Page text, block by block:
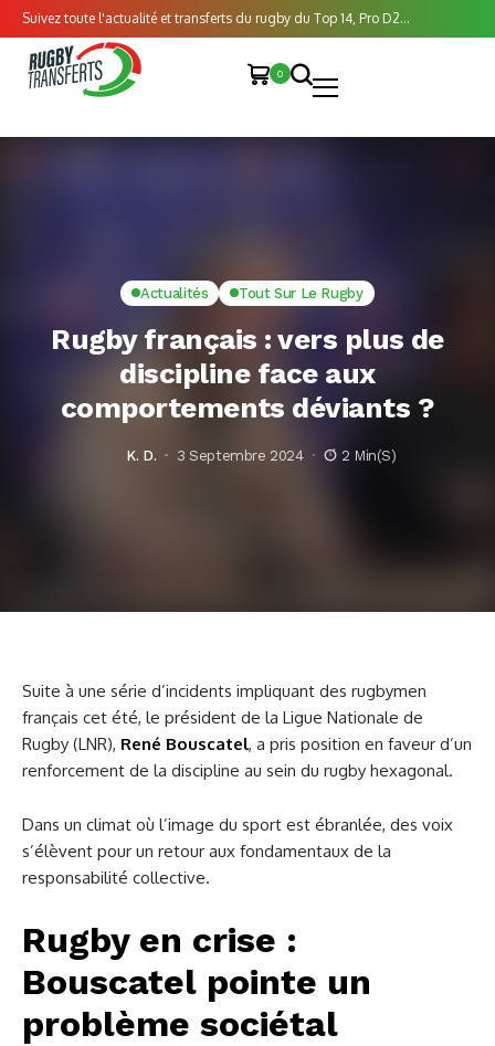
Suivez toute l'actualité et transferts du rugby du Top 14, Pro D2...
0
Actualités Tout Sur Le Rugby
Rugby français : vers plus de
discipline face aux
comportements déviants ?
K. D. 3 Septembre 2024 2 Min(s)
Suite à une série d’incidents impliquant des rugbymen
français cet été, le président de la Ligue Nationale de
Rugby (LNR), René Bouscatel, a pris position en faveur d’un
renforcement de la discipline au sein du rugby hexagonal.
Dans un climat où l’image du sport est ébranlée, des voix
s’élèvent pour un retour aux fondamentaux de la
responsabilité collective.
Rugby en crise :
Bouscatel pointe un
problème sociétal